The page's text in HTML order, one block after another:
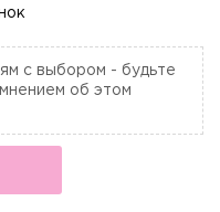
с выбором - будьте
об этом